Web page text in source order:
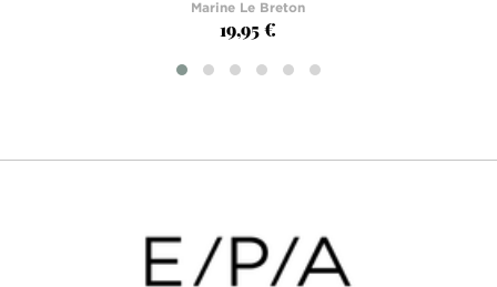
Marine Le Breton
19,95 €